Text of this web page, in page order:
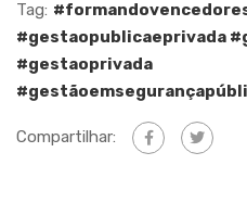
Tag:
#gestaopublicaeprivada
#gestaoprivada
Compartilhar: